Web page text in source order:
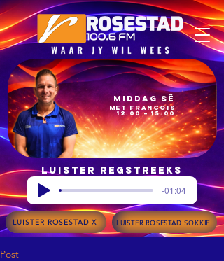
12:00 – 15:00
met Francois
Middag Sê
Luister regstreeks
-01:04
LUISTER ROSESTAD X LUISTER ROSESTAD SOKKIE
Post